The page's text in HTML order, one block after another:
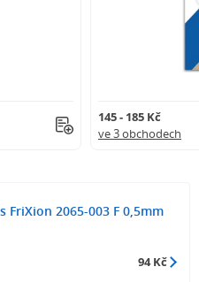
145 - 185 Kč
ve 3 obchodech
FriXion 2065-003 F 0,5mm
94 Kč